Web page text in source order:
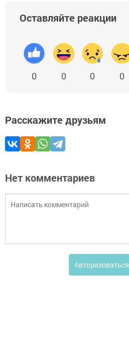
Оставляйте реакции
0 0 0 0
Расскажите друзьям
Нет комментариев
Авторизоваться